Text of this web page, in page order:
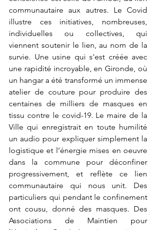
communautaire aux autres. Le Covid
illustre ces initiatives, nombreuses,
individuelles ou collectives, qui
viennent soutenir le lien, au nom de la
survie. Une usine qui s'est créée avec
une rapidité incroyable, en Gironde, où
un hangar a été transformé un immense
atelier de couture pour produire des
centaines de milliers de masques en
tissu contre le covid-19. Le maire de la
Ville qui enregistrait en toute humilité
un audio pour expliquer simplement la
logistique et l’énergie mises en oeuvre
dans la commune pour déconfiner
progressivement, et reflète ce lien
communautaire qui nous unit. Des
particuliers qui pendant le confinement
ont cousu, donné des masques. Des
Associations de Maintien pour